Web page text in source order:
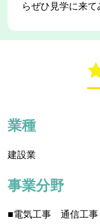
らぜひ見学に来て
業種
建設業
事業分野
■電気工事 通信工事